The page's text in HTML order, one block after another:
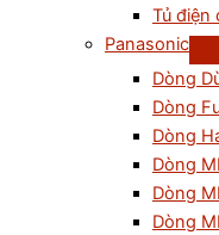
Tủ điện
Panasonic
Dòng
Dòng
Dòng
Dòng
Dòng
Dòng